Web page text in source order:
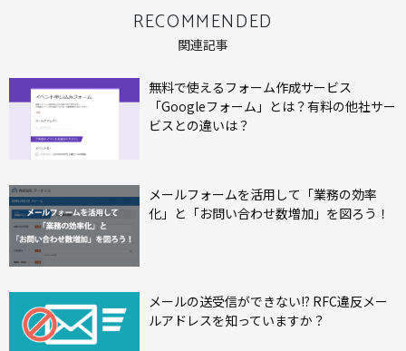
RECOMMENDED
関連記事
無料で使えるフォーム作成サービス
「Googleフォーム」とは？有料の他社サー
ビスとの違いは？
メールフォームを活用して「業務の効率
化」と「お問い合わせ数増加」を図ろう！
メールの送受信ができない!? RFC違反メー
ルアドレスを知っていますか？